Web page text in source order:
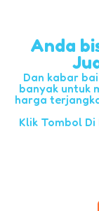
Anda
Dan kabar
banyak untuk
harga
Klik Tombol